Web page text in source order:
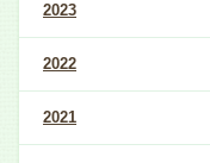
2023
2022
2021